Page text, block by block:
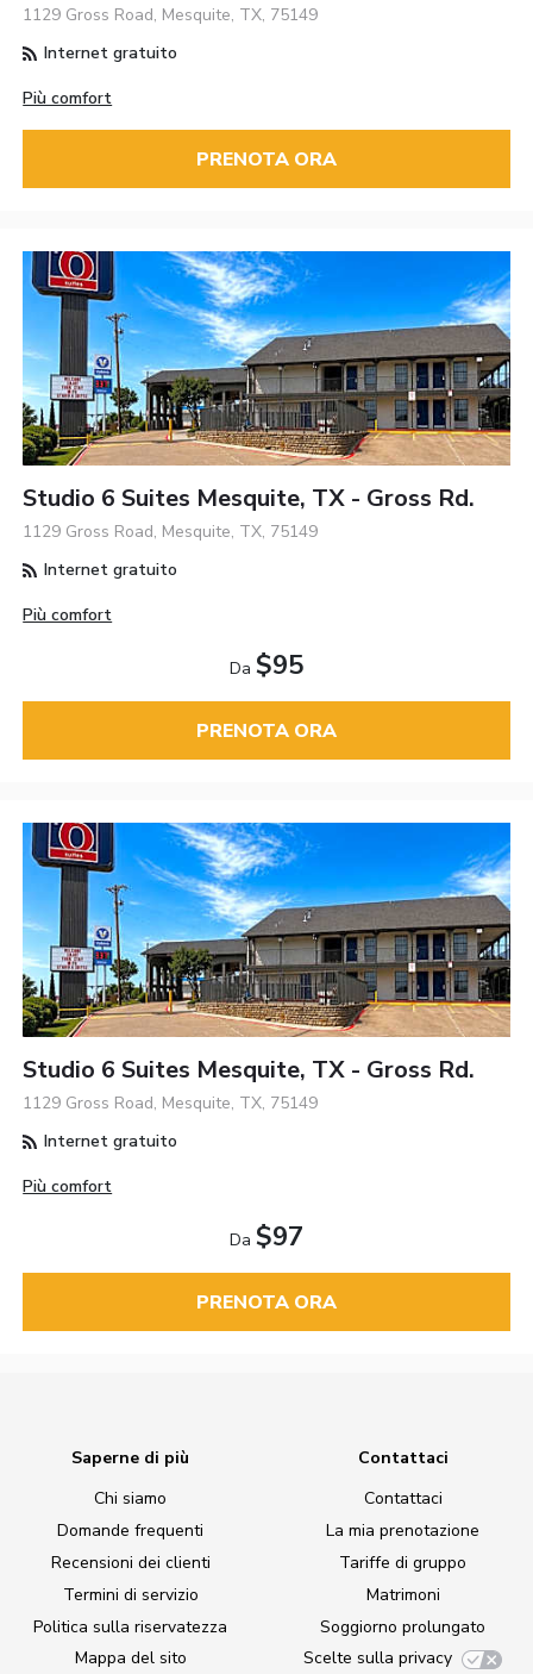
1129 Gross Road, Mesquite, TX, 75149
Internet gratuito
Più comfort
PRENOTA ORA
Studio 6 Suites Mesquite, TX - Gross Rd.
1129 Gross Road, Mesquite, TX, 75149
Internet gratuito
Più comfort
Da $95
PRENOTA ORA
Studio 6 Suites Mesquite, TX - Gross Rd.
1129 Gross Road, Mesquite, TX, 75149
Internet gratuito
Più comfort
Da $97
PRENOTA ORA
Saperne di più
Chi siamo
Domande frequenti
Recensioni dei clienti
Termini di servizio
Politica sulla riservatezza
Mappa del sito
Contattaci
Contattaci
La mia prenotazione
Tariffe di gruppo
Matrimoni
Soggiorno prolungato
Scelte sulla privacy